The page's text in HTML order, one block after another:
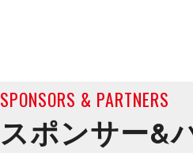
SPONSORS & PARTNERS
スポンサー&